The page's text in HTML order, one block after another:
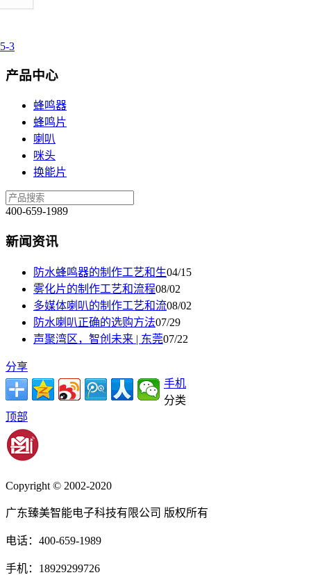
3
产品中心
蜂鸣器
蜂鸣片
喇叭
咪头
换能片
400-659-1989
新闻资讯
防水蜂鸣器的制作工艺和生04/15
雾化片的制作工艺和流程08/02
多媒体喇叭的制作工艺和流08/02
防水喇叭正确的选购方法07/29
声聚湾区，智创未来 | 东莞07/22
分享
手机
分类
顶部
Copyright © 2002-2020
广东臻美智能电子科技有限公司 版权所有
电话：400-659-1989
手机：18929299726